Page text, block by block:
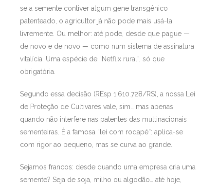
se a semente contiver algum gene transgênico
patenteado, o agricultor já não pode mais usá-la
livremente. Ou melhor: até pode, desde que pague —
de novo e de novo — como num sistema de assinatura
vitalícia. Uma espécie de “Netflix rural”, só que
obrigatória.
Segundo essa decisão (REsp 1.610.728/RS), a nossa Lei
de Proteção de Cultivares vale, sim… mas apenas
quando não interfere nas patentes das multinacionais
sementeiras. É a famosa “lei com rodapé”: aplica-se
com rigor ao pequeno, mas se curva ao grande.
Sejamos francos: desde quando uma empresa cria uma
semente? Seja de soja, milho ou algodão… até hoje,